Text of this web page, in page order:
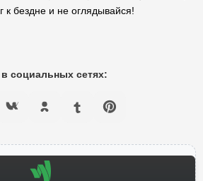
к бездне и не оглядывайся!
социальных сетях: